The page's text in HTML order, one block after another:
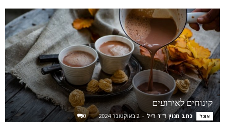
קינוחים לאירועים
אוכל כתב מגזין ד"ר דיל - 2 באוקטובר 2024 0